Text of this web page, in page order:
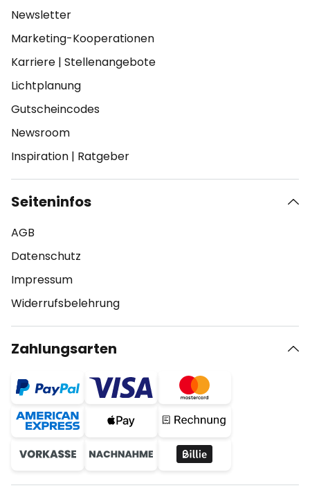
Newsletter
Marketing-Kooperationen
Karriere | Stellenangebote
Lichtplanung
Gutscheincodes
Newsroom
Inspiration | Ratgeber
Seiteninfos
AGB
Datenschutz
Impressum
Widerrufsbelehrung
Zahlungsarten